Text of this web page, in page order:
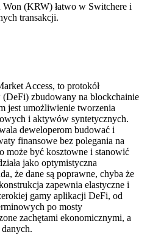
(KRW) łatwo w Switchere i
transakcji.
Access, to protokół
zbudowany na blockchainie
jest umożliwienie tworzenia
i aktywów syntetycznych.
deweloperom budować i
finansowe bez polegania na
może być kosztowne i stanowić
jako optymistyczna
że dane są poprawne, chyba że
zapewnia elastyczne i
gamy aplikacji DeFi, od
po mosty
zachętami ekonomicznymi, a